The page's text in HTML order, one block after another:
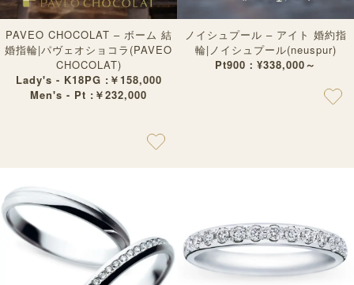
PAVEO CHOCOLAT – ボーム 結
婚指輪|パヴェオショコラ(PAVEO
CHOCOLAT)
Lady's - K18PG :￥158,000
Men's - Pt :￥232,000
ノイシュプール – アイト 婚約指
輪|ノイシュプール(neuspur)
Pt900：¥338,000～